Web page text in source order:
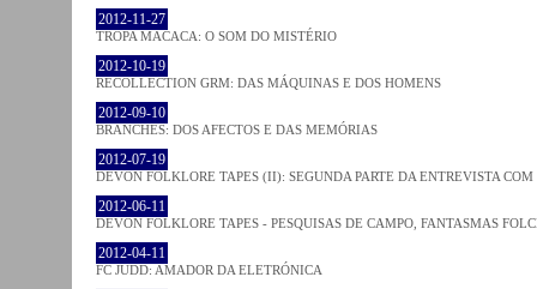
2012-11-27
TROPA MACACA: O SOM DO MISTÉRIO
2012-10-19
RECOLLECTION GRM: DAS MÁQUINAS E DOS HOMENS
2012-09-10
BRANCHES: DOS AFECTOS E DAS MEMÓRIAS
2012-07-19
DEVON FOLKLORE TAPES (II): SEGUNDA PARTE DA ENTREVISTA
2012-06-11
DEVON FOLKLORE TAPES - PESQUISAS DE CAMPO, FANTASMAS
2012-04-11
FC JUDD: AMADOR DA ELETRÓNICA